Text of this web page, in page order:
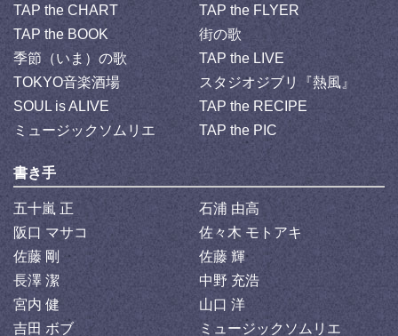
TAP the CHART
TAP the FLYER
TAP the BOOK
街の歌
季節（いま）の歌
TAP the LIVE
TOKYO音楽酒場
スタジオジブリ『熱風』
SOUL is ALIVE
TAP the RECIPE
ミュージックソムリエ
TAP the PIC
書き手
五十嵐 正
石浦 由高
阪口 マサコ
佐々木 モトアキ
佐藤 剛
佐藤 輝
長澤 潔
中野 充浩
宮内 健
山口 洋
吉田 ボブ
ミュージックソムリエ